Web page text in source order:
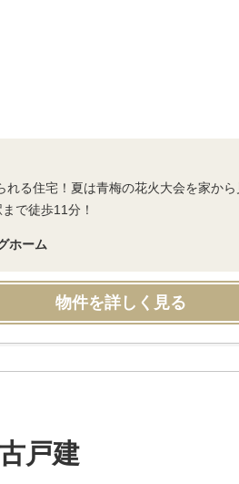
れる住宅！夏は青梅の花火大会を家か
で徒歩11分！
ホーム
物件を詳しく見る
戸建